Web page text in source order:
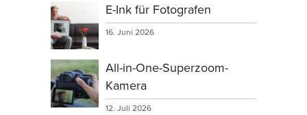
E-Ink für Fotografen
16. Juni 2026
All-in-One-Superzoom-
Kamera
12. Juli 2026